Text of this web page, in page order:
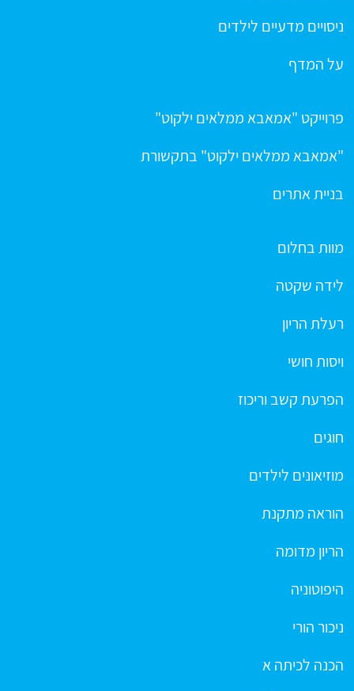
ניסויים מדעיים לילדים
על המדף
פרוייקט "אמאבא ממלאים ילקוט"
"אמאבא ממלאים ילקוט" בתקשורת
בניית אתרים
מוות בחלום
לידה שקטה
רעלת הריון
ויסות חושי
הפרעת קשב וריכוז
חוגים
מוזיאונים לילדים
הוראה מתקנת
הריון מדומה
היפוטוניה
ניכור הורי
הכנה לכיתה א